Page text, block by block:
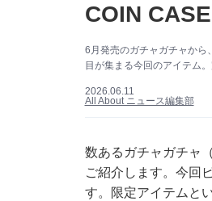
COIN
6月発売のガチャガチャから
目が集まる今回のアイテム
2026.06.11
All About ニュース編集部
数あるガチャガチャ
ご紹介します。今回
す。限定アイテムと